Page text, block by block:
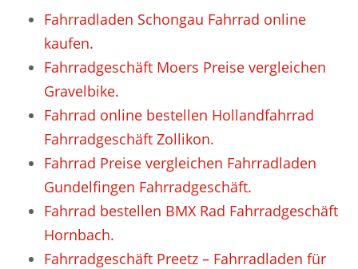
Fahrradladen Schongau Fahrrad online
kaufen.
Fahrradgeschäft Moers Preise vergleichen
Gravelbike.
Fahrrad online bestellen Hollandfahrrad
Fahrradgeschäft Zollikon.
Fahrrad Preise vergleichen Fahrradladen
Gundelfingen Fahrradgeschäft.
Fahrrad bestellen BMX Rad Fahrradgeschäft
Hornbach.
Fahrradgeschäft Preetz – Fahrradladen für